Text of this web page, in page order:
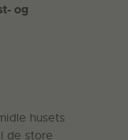
og
husets
de store